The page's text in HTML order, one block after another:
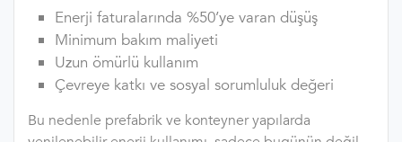
Enerji faturalarında %50’ye varan düşüş
Minimum bakım maliyeti
Uzun ömürlü kullanım
Çevreye katkı ve sosyal sorumluluk değeri
Bu nedenle prefabrik ve konteyner yapılarda